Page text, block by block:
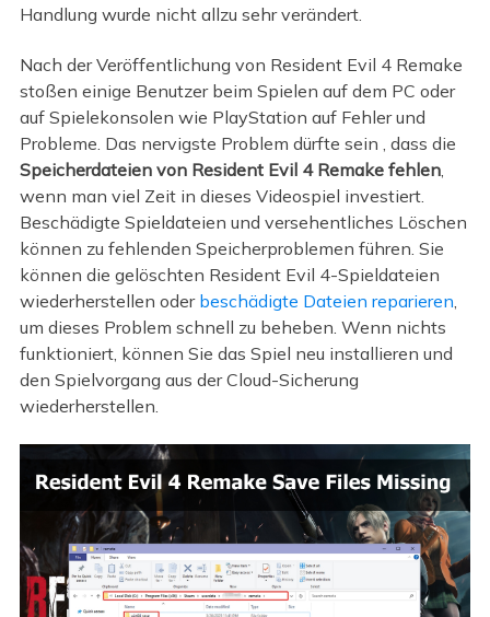
Handlung wurde nicht allzu sehr verändert.
Nach der Veröffentlichung von Resident Evil 4 Remake
stoßen einige Benutzer beim Spielen auf dem PC oder
auf Spielekonsolen wie PlayStation auf Fehler und
Probleme. Das nervigste Problem dürfte sein , dass die
Speicherdateien von Resident Evil 4 Remake fehlen,
wenn man viel Zeit in dieses Videospiel investiert.
Beschädigte Spieldateien und versehentliches Löschen
können zu fehlenden Speicherproblemen führen. Sie
können die gelöschten Resident Evil 4-Spieldateien
wiederherstellen oder beschädigte Dateien reparieren,
um dieses Problem schnell zu beheben. Wenn nichts
funktioniert, können Sie das Spiel neu installieren und
den Spielvorgang aus der Cloud-Sicherung
wiederherstellen.